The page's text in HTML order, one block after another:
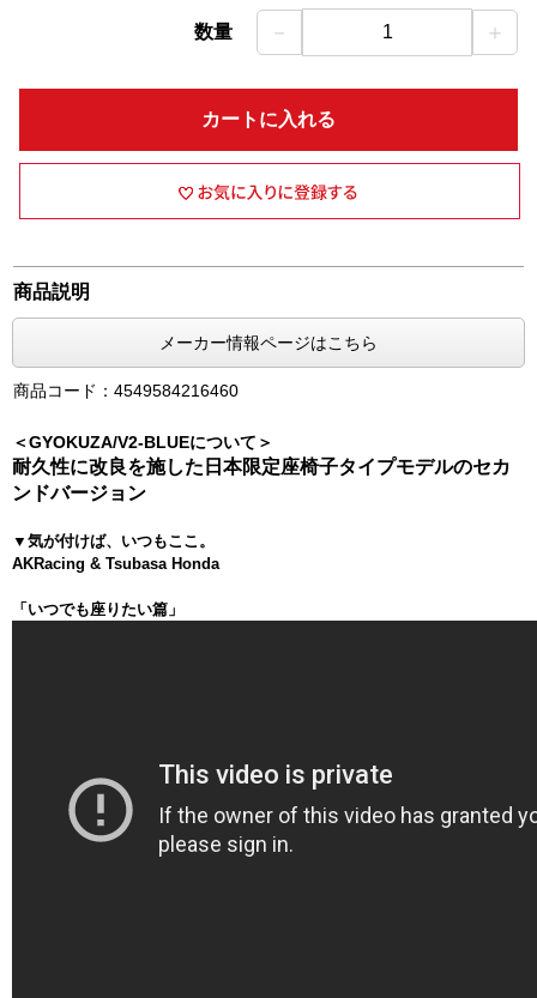
数量 － 1 ＋
カートに入れる
商品説明
メーカー情報ページはこちら
商品コード：4549584216460
＜GYOKUZA/V2-BLUEについて＞
耐久性に改良を施した日本限定座椅子タイプモデルのセカ
ンドバージョン
▼気が付けば、いつもここ。
AKRacing & Tsubasa Honda
「いつでも座りたい篇」